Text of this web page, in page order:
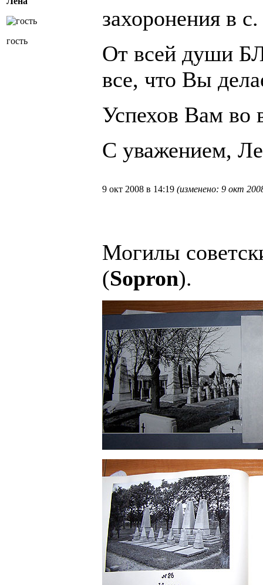
гость
захоронения в
От всей души
все, что Вы
Успехов Вам во
С уважением,
9 окт 2008 в 14:19 (изменено: 9 окт
Могилы
(Sopron).